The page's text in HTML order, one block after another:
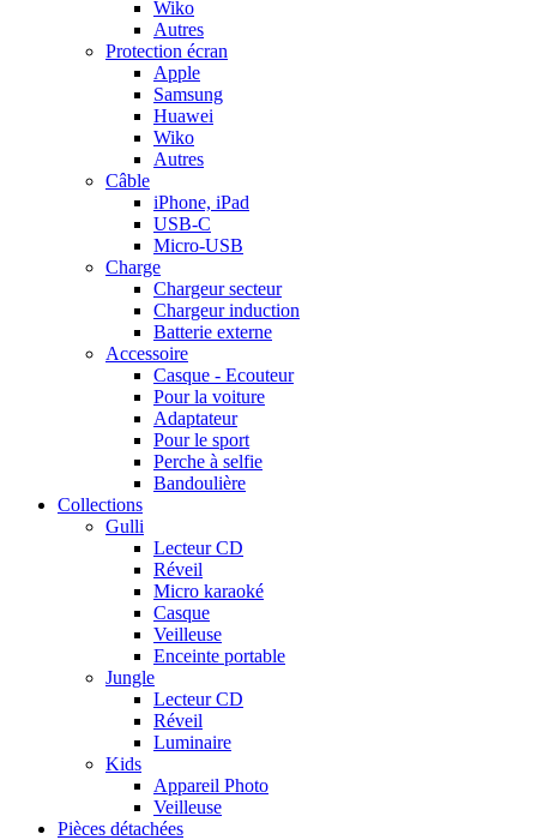
Wiko
Autres
Protection écran
Apple
Samsung
Huawei
Wiko
Autres
Câble
iPhone, iPad
USB-C
Micro-USB
Charge
Chargeur secteur
Chargeur induction
Batterie externe
Accessoire
Casque - Ecouteur
Pour la voiture
Adaptateur
Pour le sport
Perche à selfie
Bandoulière
Collections
Gulli
Lecteur CD
Réveil
Micro karaoké
Casque
Veilleuse
Enceinte portable
Jungle
Lecteur CD
Réveil
Luminaire
Kids
Appareil Photo
Veilleuse
Pièces détachées